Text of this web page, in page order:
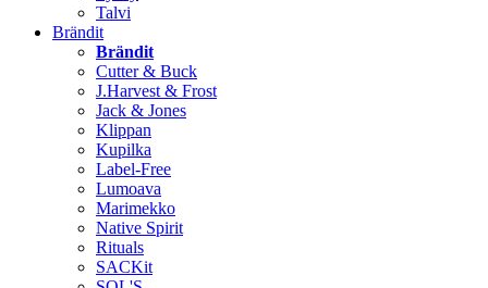
Talvi
Brändit
Brändit
Cutter & Buck
J.Harvest & Frost
Jack & Jones
Klippan
Kupilka
Label-Free
Lumoava
Marimekko
Native Spirit
Rituals
SACKit